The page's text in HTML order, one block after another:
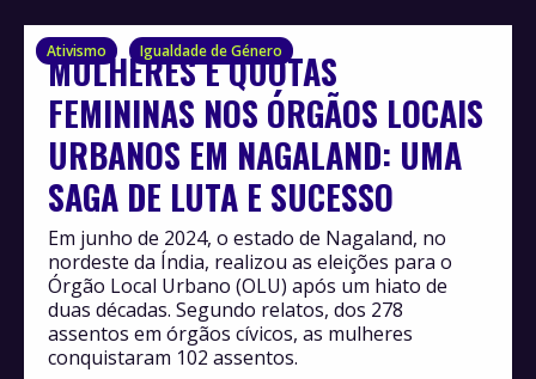
Ativismo Igualdade de Género
MULHERES E QUOTAS
FEMININAS NOS ÓRGÃOS LOCAIS
URBANOS EM NAGALAND: UMA
SAGA DE LUTA E SUCESSO
Em junho de 2024, o estado de Nagaland, no
nordeste da Índia, realizou as eleições para o
Órgão Local Urbano (OLU) após um hiato de
duas décadas. Segundo relatos, dos 278
assentos em órgãos cívicos, as mulheres
conquistaram 102 assentos.